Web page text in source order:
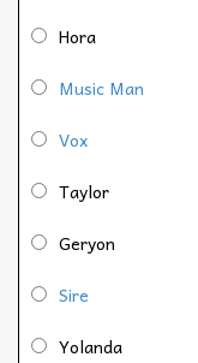
Hora
Music Man
Vox
Taylor
Geryon
Sire
Yolanda